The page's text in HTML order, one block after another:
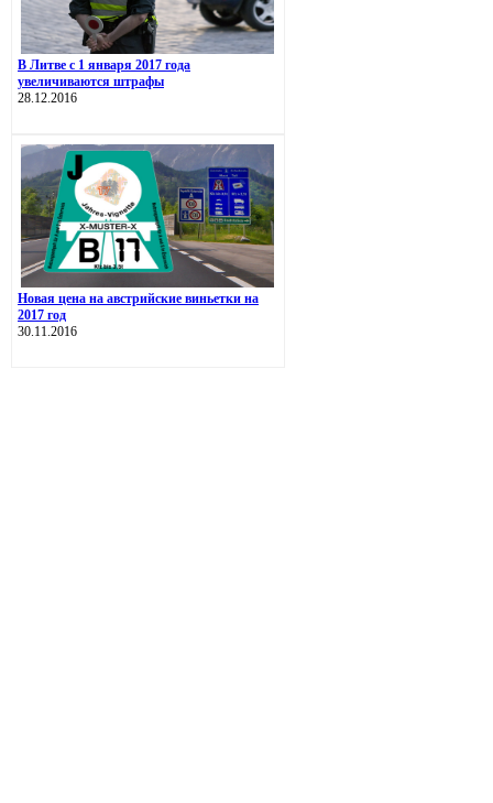
В Литве с 1 января 2017 года
увеличиваются штрафы
28.12.2016
Новая цена на австрийские виньетки на
2017 год
30.11.2016